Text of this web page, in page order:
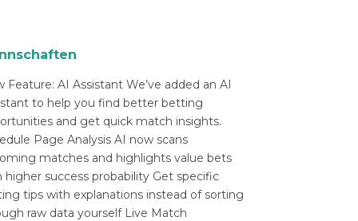
Feature: AI Assistant We’ve added an AI
to help you find better betting
and get quick match insights.
Page Analysis AI now scans
matches and highlights value bets
higher success probability Get specific
tips with explanations instead of sorting
raw data yourself Live Match